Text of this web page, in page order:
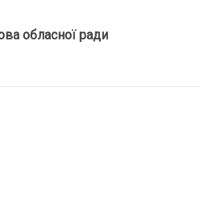
обласної